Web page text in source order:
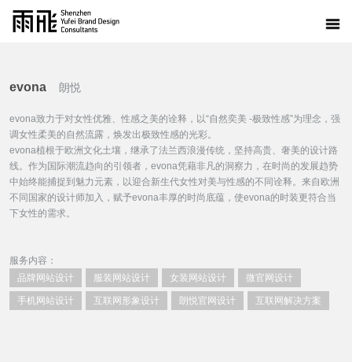
evona 朗悦
evona致力于对女性优雅、性感之美的诠释，以“自然奕美 -极致性感”为理念，强
调女性柔美的自然流露，焕发出极致性感的光彩。
evona植根于欧洲文化土壤，继承了法兰西浪漫传统，坚持高贵、奢美的设计路
线。作为国际潮流趋向的引领者，evona凭藉非凡的洞察力，在时尚的发展趋势
中始终能捕捉到魅力元素，以迎合新生代女性对美与性感的不同诠释。来自欧洲
不同国家的设计师加入，赋予evona丰厚的时尚底蕴，使evona的时装更符合当
下女性的需求。
服务内容：
品牌网站设计
服装网站设计 女装网站设计 微官网设计
手机网站设计 互联网形象设计 朗悦官网设计 互联网解决方案